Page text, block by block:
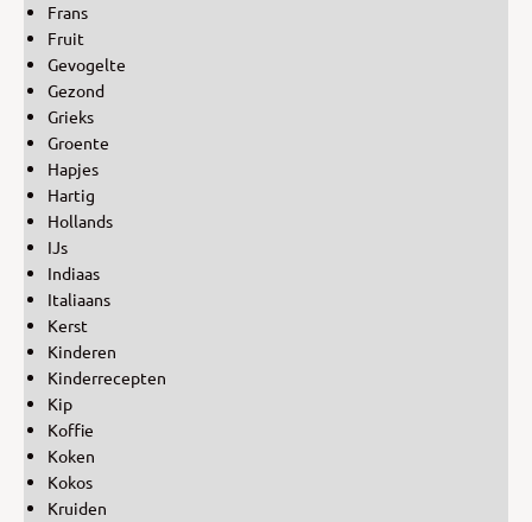
Frans
Fruit
Gevogelte
Gezond
Grieks
Groente
Hapjes
Hartig
Hollands
IJs
Indiaas
Italiaans
Kerst
Kinderen
Kinderrecepten
Kip
Koffie
Koken
Kokos
Kruiden